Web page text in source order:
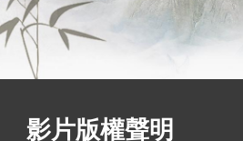
影片版權聲明